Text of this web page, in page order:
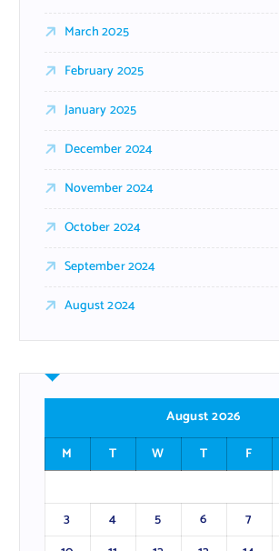
March 2025
February 2025
January 2025
December 2024
November 2024
October 2024
September 2024
August 2024
August 2026
M
T W T F
3
4 5 6 7